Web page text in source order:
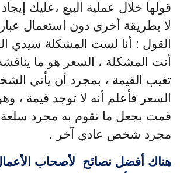
قولها خلال عملية البيع ،عليك
لا بطريقة أخرى دون استعمال
القول : أنا لست المشكلة سيدي
أنت المشكلة ، السعر هو ما
تغيب القيمة ، بمجرد أن يأتي
السعر فأعلم أنه لا توجد قيمة ،
قمت بجعل ما تقوم به مجرد
مجرد شخص عادي آخر .
هناك أفضل نصائح لأصحاب